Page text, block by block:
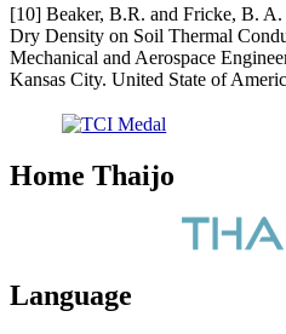
[10] Beaker, B.R. and Fricke, B.
Dry Density on Soil Thermal
Mechanical and Aerospace
Kansas City. United State of
Home Thaijo
Language